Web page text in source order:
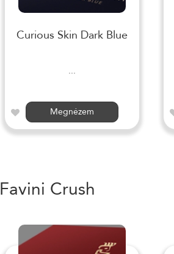
Curious Skin Dark Blue
...
Megnézem
Favini Crush